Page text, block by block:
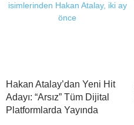
Hakan Atalay’dan Yeni Hit
Adayı: “Arsız” Tüm Dijital
Platformlarda Yayında